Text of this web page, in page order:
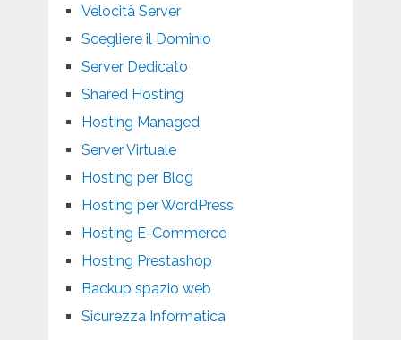
Velocità Server
Scegliere il Dominio
Server Dedicato
Shared Hosting
Hosting Managed
Server Virtuale
Hosting per Blog
Hosting per WordPress
Hosting E-Commerce
Hosting Prestashop
Backup spazio web
Sicurezza Informatica